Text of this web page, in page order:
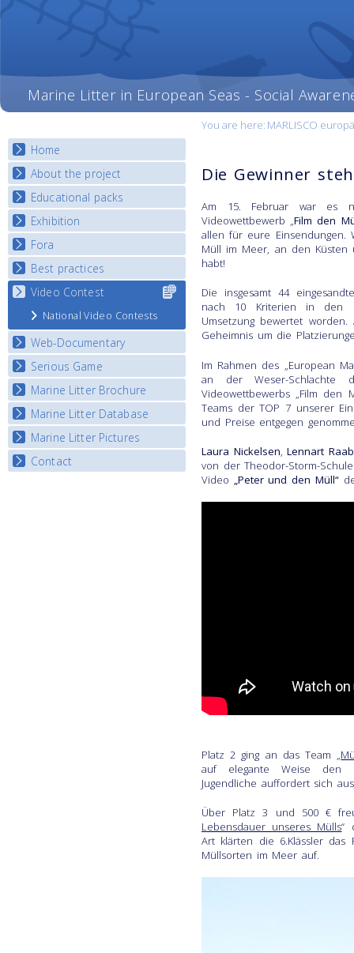
Marine Litter in European Seas - Social
You are here: MARLISCO
Home
About the project
Objectives
Deliverables
Partners
News
Educational packs
E-learning course round I
E-learning course round II
E-learning course round III
E-learning course round IV
Exhibition
National Exhibitions
Exhibition Journey Map
Fora
National Fora Outcomes
Best practices
Best Practice Guide
Map Overview
Listview
Video Contest
National Video Contests
Web-Documentary
Watch Troubled Waters
Serious Game
Start the game
Marine Litter Brochure
Marine Litter Database
Marine Litter Pictures
Contact
Select content
for your
country
Die Gewinner
Am 15. Februar war es
Videowettbewerb „Film den
allen für eure Einsendungen.
Müll im Meer, an den Küsten
habt!
Die insgesamt 44
nach 10 Kriterien in den
Umsetzung bewertet
Geheimnis um die
Im Rahmen des „European
an der Weser-Schlachte
Videowettbewerbs „Film den
Teams der TOP 7 unserer
und Preise entgegen
Laura Nickelsen,Lennart
von der Theodor-Storm-
Video „Peter und den Müll“
Platz 2 ging an das Team „
auf elegante Weise den
Jugendliche auffordert sich
Über Platz 3 und 500 €
Lebensdauer unseres Mülls“
Art klärten die 6.Klässler das
Müllsorten im Meer auf.